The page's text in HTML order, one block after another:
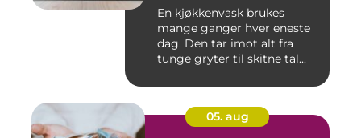
En kjøkkenvask brukes
mange ganger hver eneste
dag. Den tar imot alt fra
tunge gryter til skitne tal...
05. aug